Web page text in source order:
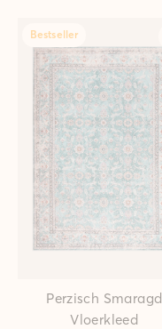
Bestseller
Perzisch Smaragd
Vloerkleed